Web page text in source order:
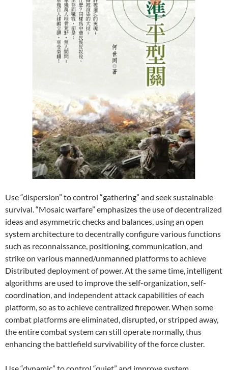
Use “dispersion” to control “gathering” and seek sustainable
survival. “Mosaic warfare” emphasizes the use of decentralized
ideas and asymmetric checks and balances, using an open
system architecture to decentrally configure various functions
such as reconnaissance, positioning, communication, and
strike on various manned/unmanned platforms to achieve
Distributed deployment of power. At the same time, intelligent
algorithms are used to improve the self-organization, self-
coordination, and independent attack capabilities of each
platform, so as to achieve centralized firepower. When some
combat platforms are eliminated, disrupted, or stripped away,
the entire combat system can still operate normally, thus
enhancing the battlefield survivability of the force cluster.